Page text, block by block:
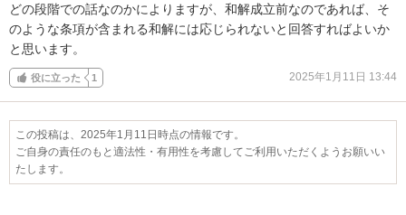
どの段階での話なのかによりますが、和解成立前なのであれば、そ
のような条項が含まれる和解には応じられないと回答すればよいか
と思います。
役に立った 1 2025年1月11日 13:44
この投稿は、2025年1月11日時点の情報です。
ご自身の責任のもと適法性・有用性を考慮してご利用いただくようお願いい
たします。